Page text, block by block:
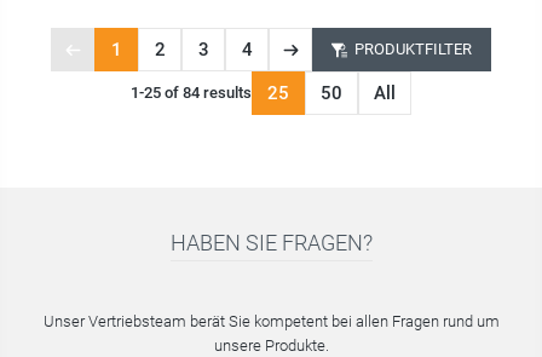
Previous
1 2 3 4
Next
page
PRODUKTFILTER
1-25 of 84 results 25 50 All
HABEN SIE FRAGEN?
Unser Vertriebsteam berät Sie kompetent bei allen Fragen rund um
unsere Produkte.